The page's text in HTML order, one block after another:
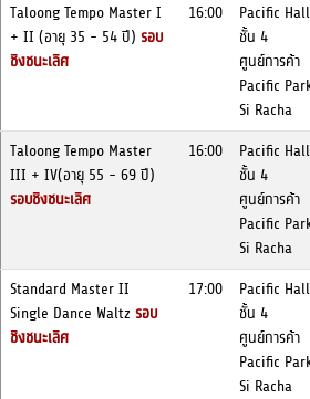
Taloong Tempo Master I
+ II (อายุ 35 - 54 ปี) รอบ
ชิงชนะเลิศ
16:00
Pacific Hall
ชั้น 4
ศูนย์การค้า
Pacific
Si Racha
Taloong Tempo Master
III + IV(อายุ 55 - 69 ปี)
รอบชิงชนะเลิศ
16:00
Pacific Hall
ชั้น 4
ศูนย์การค้า
Pacific
Si Racha
Standard Master II
Single Dance Waltz รอบ
ชิงชนะเลิศ
17:00
Pacific Hall
ชั้น 4
ศูนย์การค้า
Pacific
Si Racha